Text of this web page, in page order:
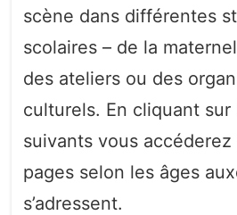
scène dans différentes
scolaires – de la
des ateliers ou des
culturels. En cliquant sur
suivants vous
pages selon les âges
s’adressent.